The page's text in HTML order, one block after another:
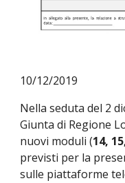
10/12/2019
Nella seduta del 2
Giunta di Regione
nuovi moduli (14,
previsti per la
sulle piattaforme